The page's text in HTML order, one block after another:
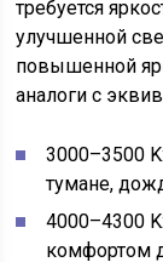
требуется
улучшенной
повышенной
аналоги с
3000–3500
тумане,
4000–4300
комфортом